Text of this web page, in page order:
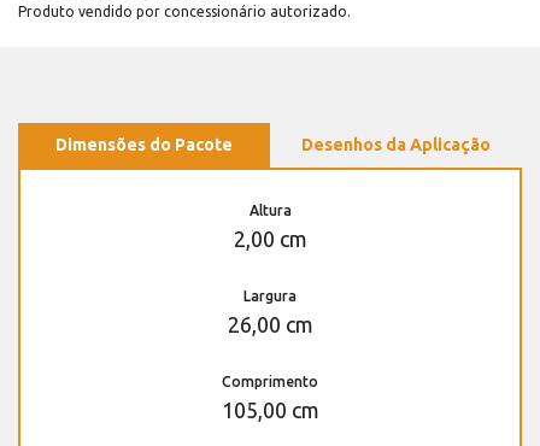
Produto vendido por concessionário autorizado.
Dimensões do Pacote Desenhos da Aplicação
Altura
2,00 cm
Largura
26,00 cm
Comprimento
105,00 cm